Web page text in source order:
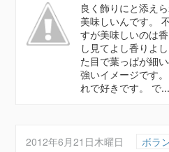
良く飾りにと添え
美味しいんです。
すが美味しいのは
し見てよし香りよ
た目で葉っぱが細
強いイメージです
れで好きです。 で...
2012年6月21日木曜日
ボラ